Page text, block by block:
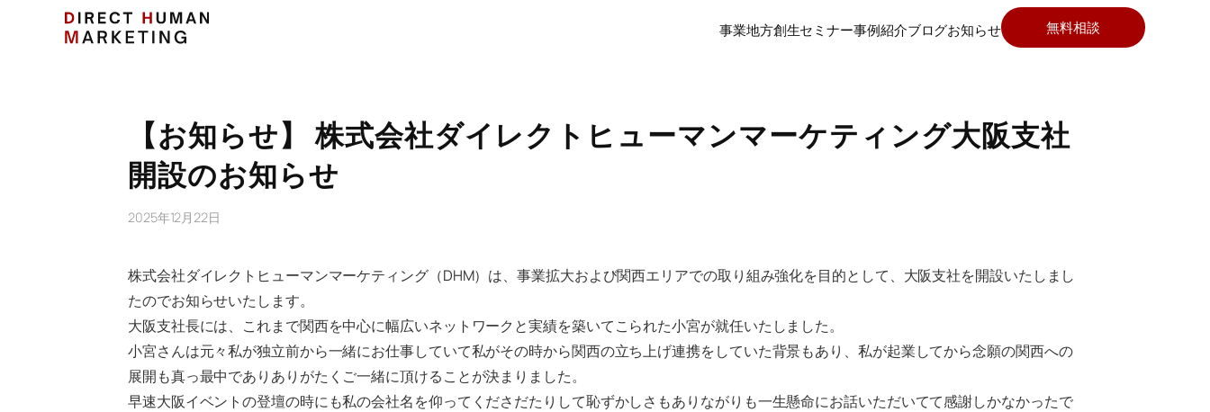
事業地方創生セミナー事例紹介ブログお知らせ 無料相談
【お知らせ】 株式会社ダイレクトヒューマンマーケティング大阪支社
開設のお知らせ
2025年12月22日
株式会社ダイレクトヒューマンマーケティング（DHM）は、事業拡大および関西エリアでの取り組み強化を目的として、大阪支社を開設いたしまし
たのでお知らせいたします。
大阪支社長には、これまで関西を中心に幅広いネットワークと実績を築いてこられた小宮が就任いたしました。
小宮さんは元々私が独立前から一緒にお仕事していて私がその時から関西の立ち上げ連携をしていた背景もあり、私が起業してから念願の関西への
展開も真っ最中でありありがたくご一緒に頂けることが決まりました。
早速大阪イベントの登壇の時にも私の会社名を仰ってくださだたりして恥ずかしさもありながりも一生懸命にお話いただいてて感謝しかなかったで